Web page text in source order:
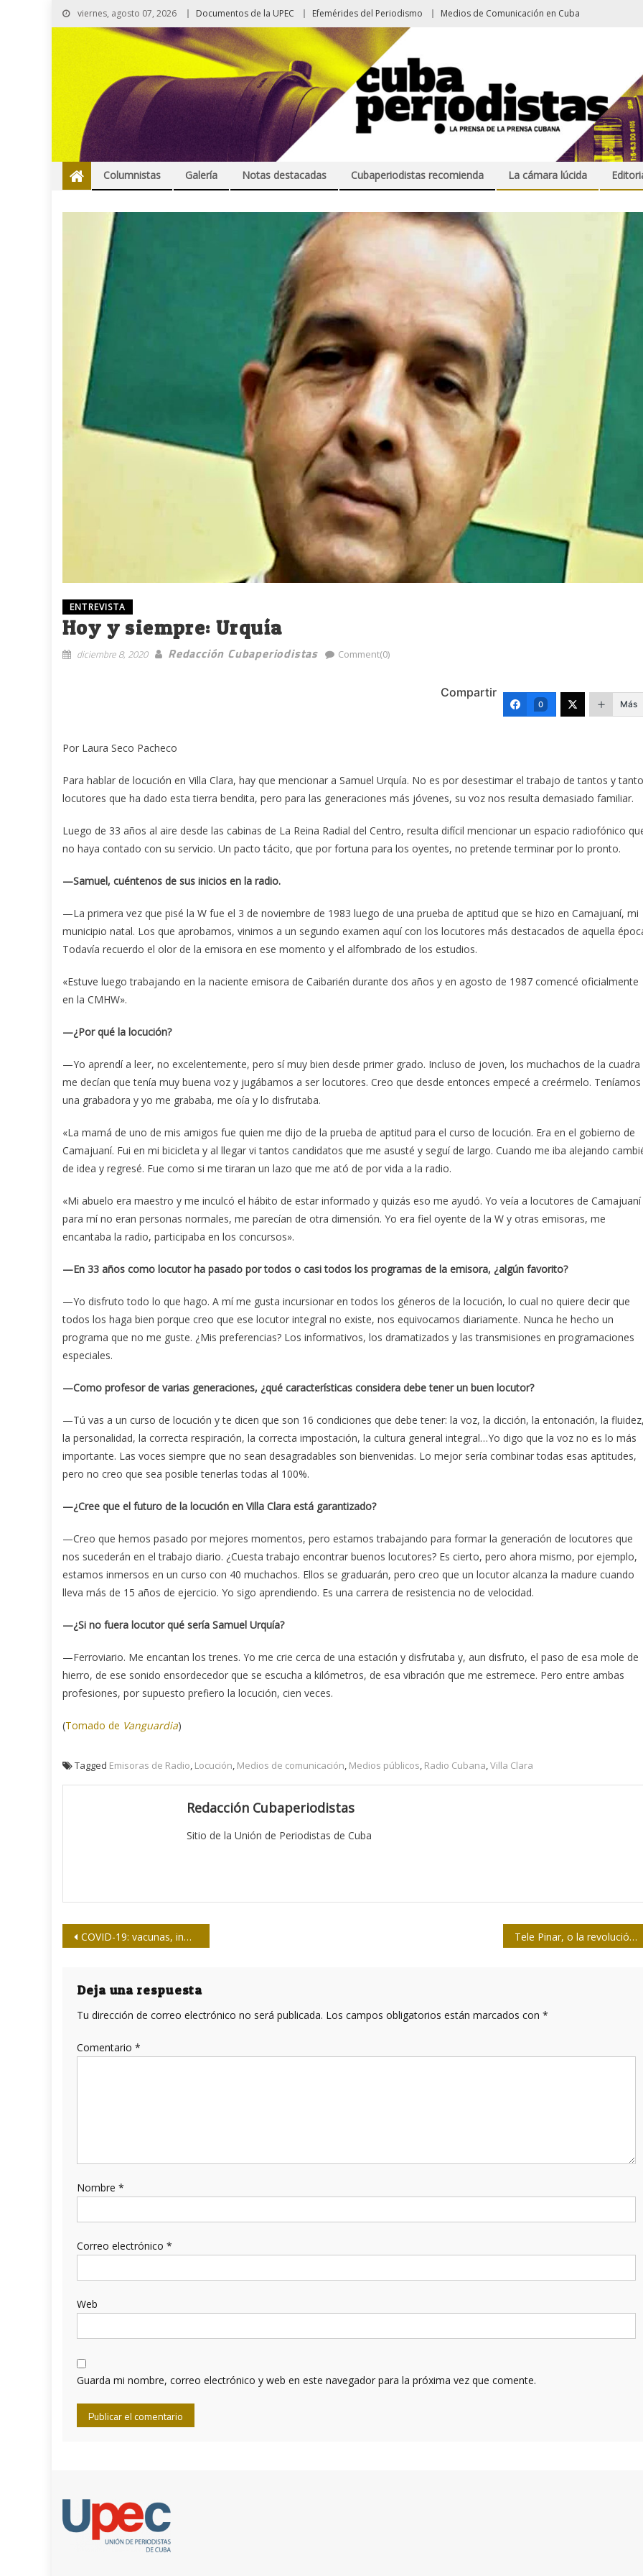
viernes, agosto 07, 2026 Documentos de la UPEC Efemérides del Periodismo Medios de Comunicación en Cuba
Columnistas Galería Notas destacadas Cubaperiodistas recomienda La cámara lúcida
ENTREVISTA
Hoy y siempre: Urquía
diciembre 8, 2020 Redacción Cubaperiodistas Comment(0)
Compartir
0 Más
Por Laura Seco Pacheco
Para hablar de locución en Villa Clara, hay que mencionar a Samuel Urquía. No es por desestimar el trabajo de tantos y
locutores que ha dado esta tierra bendita, pero para las generaciones más jóvenes, su voz nos resulta demasiado familiar.
Luego de 33 años al aire desde las cabinas de La Reina Radial del Centro, resulta difícil mencionar un espacio radiofónico
no haya contado con su servicio. Un pacto tácito, que por fortuna para los oyentes, no pretende terminar por lo pronto.
—Samuel, cuéntenos de sus inicios en la radio.
—La primera vez que pisé la W fue el 3 de noviembre de 1983 luego de una prueba de aptitud que se hizo en Camajuaní, mi
municipio natal. Los que aprobamos, vinimos a un segundo examen aquí con los locutores más destacados de aquella
Todavía recuerdo el olor de la emisora en ese momento y el alfombrado de los estudios.
«Estuve luego trabajando en la naciente emisora de Caibarién durante dos años y en agosto de 1987 comencé oficialmente
en la CMHW».
—¿Por qué la locución?
—Yo aprendí a leer, no excelentemente, pero sí muy bien desde primer grado. Incluso de joven, los muchachos de la cuadra
me decían que tenía muy buena voz y jugábamos a ser locutores. Creo que desde entonces empecé a creérmelo. Teníamos
una grabadora y yo me grababa, me oía y lo disfrutaba.
«La mamá de uno de mis amigos fue quien me dijo de la prueba de aptitud para el curso de locución. Era en el gobierno de
Camajuaní. Fui en mi bicicleta y al llegar vi tantos candidatos que me asusté y seguí de largo. Cuando me iba alejando
de idea y regresé. Fue como si me tiraran un lazo que me ató de por vida a la radio.
«Mi abuelo era maestro y me inculcó el hábito de estar informado y quizás eso me ayudó. Yo veía a locutores de Camajuaní
para mí no eran personas normales, me parecían de otra dimensión. Yo era fiel oyente de la W y otras emisoras, me
encantaba la radio, participaba en los concursos».
—En 33 años como locutor ha pasado por todos o casi todos los programas de la emisora, ¿algún favorito?
—Yo disfruto todo lo que hago. A mí me gusta incursionar en todos los géneros de la locución, lo cual no quiere decir que
todos los haga bien porque creo que ese locutor integral no existe, nos equivocamos diariamente. Nunca he hecho un
programa que no me guste. ¿Mis preferencias? Los informativos, los dramatizados y las transmisiones en programaciones
especiales.
—Como profesor de varias generaciones, ¿qué características considera debe tener un buen locutor?
—Tú vas a un curso de locución y te dicen que son 16 condiciones que debe tener: la voz, la dicción, la entonación, la
la personalidad, la correcta respiración, la correcta impostación, la cultura general integral…Yo digo que la voz no es lo más
importante. Las voces siempre que no sean desagradables son bienvenidas. Lo mejor sería combinar todas esas aptitudes,
pero no creo que sea posible tenerlas todas al 100%.
—¿Cree que el futuro de la locución en Villa Clara está garantizado?
—Creo que hemos pasado por mejores momentos, pero estamos trabajando para formar la generación de locutores que
nos sucederán en el trabajo diario. ¿Cuesta trabajo encontrar buenos locutores? Es cierto, pero ahora mismo, por ejemplo,
estamos inmersos en un curso con 40 muchachos. Ellos se graduarán, pero creo que un locutor alcanza la madure cuando
lleva más de 15 años de ejercicio. Yo sigo aprendiendo. Es una carrera de resistencia no de velocidad.
—¿Si no fuera locutor qué sería Samuel Urquía?
—Ferroviario. Me encantan los trenes. Yo me crie cerca de una estación y disfrutaba y, aun disfruto, el paso de esa mole de
hierro, de ese sonido ensordecedor que se escucha a kilómetros, de esa vibración que me estremece. Pero entre ambas
profesiones, por supuesto prefiero la locución, cien veces.
(Tomado de Vanguardia)
Tagged Emisoras de Radio, Locución, Medios de comunicación, Medios públicos, Radio Cubana,Villa Clara
Redacción Cubaperiodistas
Sitio de la Unión de Periodistas de Cuba
Navegación
entradas
COVID-19: vacunas, inmunización e interrogantes Tele Pinar, o la revolución de las pantallas líquidas
Deja una respuesta
Tu dirección de correo electrónico no será publicada. Los campos obligatorios están marcados con *
Comentario *
Nombre *
Correo electrónico *
Web
Guarda mi nombre, correo electrónico y web en este navegador para la próxima vez que comente.